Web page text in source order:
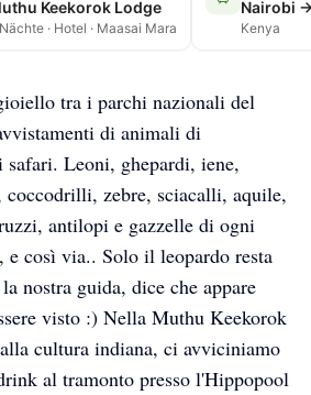
Keekorok Lodge
· Hotel · Maasai Mara
Nairobi
Kenya
tra i parchi nazionali del
di animali di
Leoni, ghepardi, iene,
zebre, sciacalli, aquile,
antilopi e gazzelle di ogni
così via.. Solo il leopardo resta
nostra guida, dice che appare
visto :) Nella Muthu Keekorok
cultura indiana, ci avviciniamo
al tramonto presso l'Hippopool